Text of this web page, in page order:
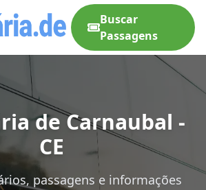
Buscar
Passagens
de Carnaubal -
CE
passagens e informações